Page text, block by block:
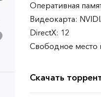
Оперативная
Видеокарта:
DirectX: 12
Свободное место
Скачать